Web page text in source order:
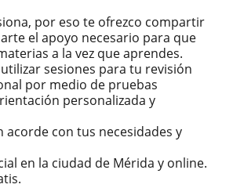
por eso te ofrezco compartir
el apoyo necesario para que
a la vez que aprendes.
sesiones para tu revisión
por medio de pruebas
personalizada y
acorde con tus necesidades y
en la ciudad de Mérida y online.